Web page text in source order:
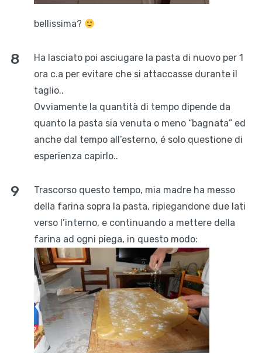
bellissima?
Ha lasciato poi asciugare la pasta di nuovo per 1
ora c.a per evitare che si attaccasse durante il
taglio..
Ovviamente la quantità di tempo dipende da
quanto la pasta sia venuta o meno “bagnata” ed
anche dal tempo all’esterno, é solo questione di
esperienza capirlo..
Trascorso questo tempo, mia madre ha messo
della farina sopra la pasta, ripiegandone due lati
verso l’interno, e continuando a mettere della
farina ad ogni piega, in questo modo: